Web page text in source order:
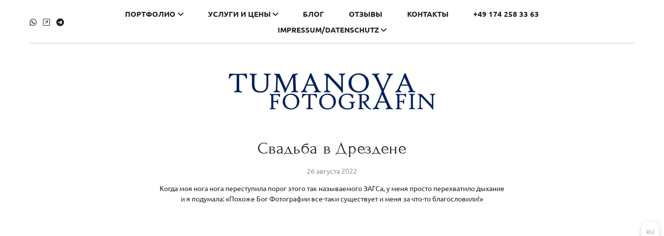
ПОРТФОЛИО УСЛУГИ И ЦЕНЫ БЛОГ ОТЗЫВЫ КОНТАКТЫ
+49 174 258 33 63
IMPRESSUM/DATENSCHUTZ
Свадьба в Дрездене
26 августа 2022
Когда моя нога нога переступила порог этого так называемого ЗАГСа, у меня просто перехватило дыхание
и я подумала: «Похоже Бог Фотографии все-таки существует и меня за что-то благословили!»
RU